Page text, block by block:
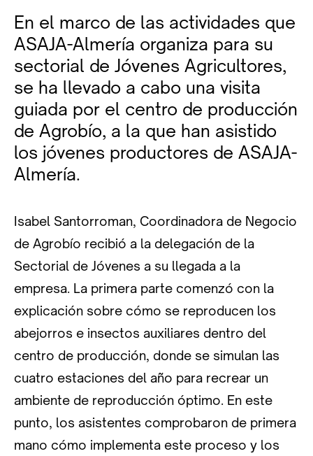
En el marco de las actividades que
ASAJA-Almería organiza para su
sectorial de Jóvenes Agricultores,
se ha llevado a cabo una visita
guiada por el centro de producción
de Agrobío, a la que han asistido
los jóvenes productores de ASAJA-
Almería.
Isabel Santorroman, Coordinadora de Negocio
de Agrobío recibió a la delegación de la
Sectorial de Jóvenes a su llegada a la
empresa. La primera parte comenzó con la
explicación sobre cómo se reproducen los
abejorros e insectos auxiliares dentro del
centro de producción, donde se simulan las
cuatro estaciones del año para recrear un
ambiente de reproducción óptimo. En este
punto, los asistentes comprobaron de primera
mano cómo implementa este proceso y los